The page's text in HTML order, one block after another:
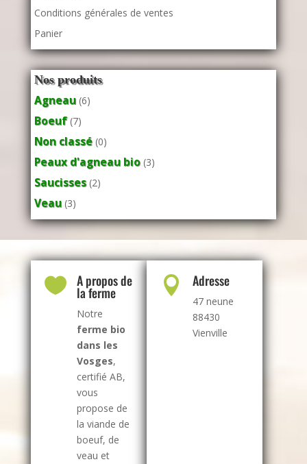
Conditions générales de ventes
Panier
Nos produits
Agneau (6)
Boeuf (7)
Non classé (0)
Peaux d'agneau bio (3)
Saucisses (2)
Veau (3)
 A propos de
la ferme
Notre
ferme bio
dans les
Vosges,
certifié AB,
vous
propose de
la viande de
boeuf, de
veau et
 Adresse
47 neune
88430
Vienville